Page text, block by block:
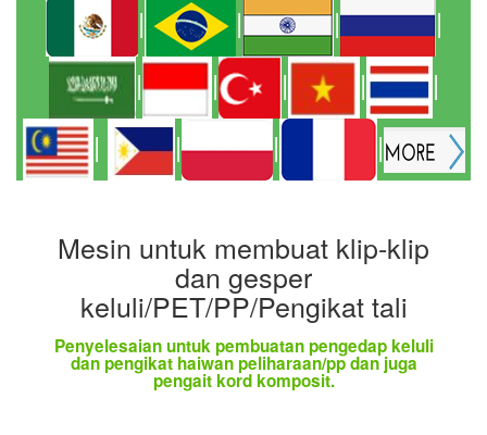
| | |
|
|
| | |
|
|
| | |
Mesin untuk membuat klip-klip
dan gesper
keluli/PET/PP/Pengikat tali
Penyelesaian untuk pembuatan pengedap keluli
dan pengikat haiwan peliharaan/pp dan juga
pengait kord komposit.